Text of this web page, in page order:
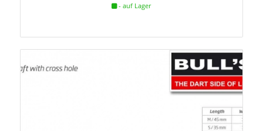
- auf Lager